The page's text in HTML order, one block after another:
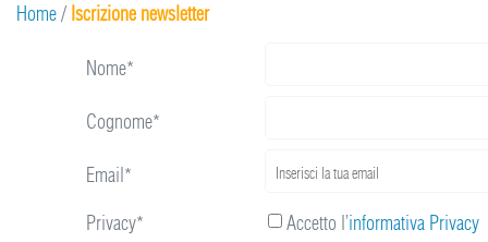
Home/ Iscrizione newsletter
Nome*
Cognome*
Email*
Privacy*
Accetto l’informativa Privacy